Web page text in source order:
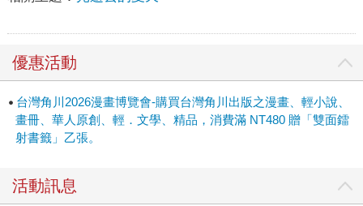
優惠活動
台灣角川2026漫畫博覽會-購買台灣角川出版之漫畫、輕小說、
畫冊、華人原創、輕．文學、精品，消費滿 NT480 贈「雙面鐳
射書籤」乙張。
活動訊息